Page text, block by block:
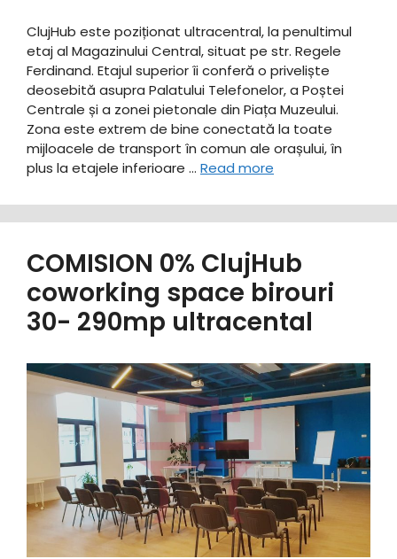
ClujHub este poziționat ultracentral, la penultimul
etaj al Magazinului Central, situat pe str. Regele
Ferdinand. Etajul superior îi conferă o priveliște
deosebită asupra Palatului Telefonelor, a Poștei
Centrale și a zonei pietonale din Piața Muzeului.
Zona este extrem de bine conectată la toate
mijloacele de transport în comun ale orașului, în
plus la etajele inferioare … Read more
COMISION 0% ClujHub
coworking space birouri
30- 290mp ultracental